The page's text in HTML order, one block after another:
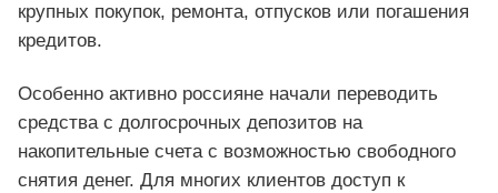
крупных покупок, ремонта, отпусков или погашения
кредитов.
Особенно активно россияне начали переводить
средства с долгосрочных депозитов на
накопительные счета с возможностью свободного
снятия денег. Для многих клиентов доступ к